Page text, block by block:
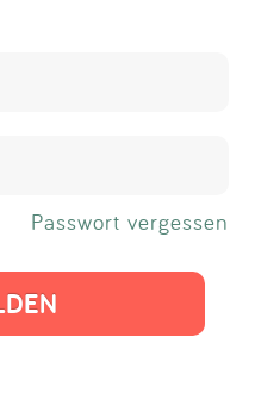
Passwort vergessen